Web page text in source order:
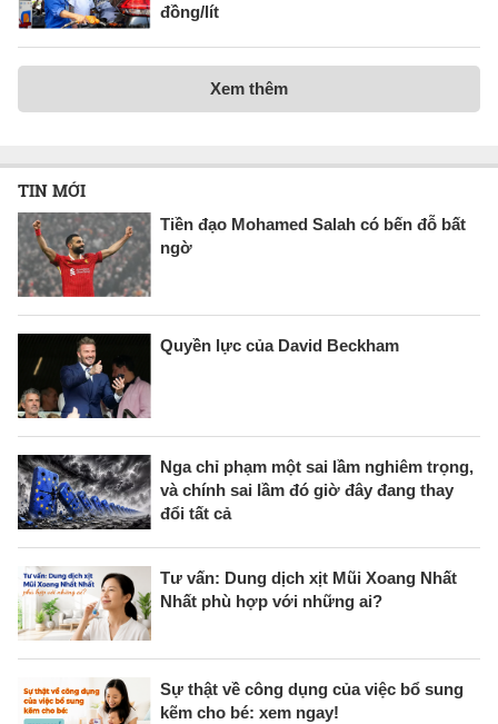
đồng/lít
Xem thêm
TIN MỚI
Tiền đạo Mohamed Salah có bến đỗ bất
ngờ
Quyền lực của David Beckham
Nga chỉ phạm một sai lầm nghiêm trọng,
và chính sai lầm đó giờ đây đang thay
đổi tất cả
Tư vấn: Dung dịch xịt Mũi Xoang Nhất
Nhất phù hợp với những ai?
Sự thật về công dụng của việc bổ sung
kẽm cho bé: xem ngay!